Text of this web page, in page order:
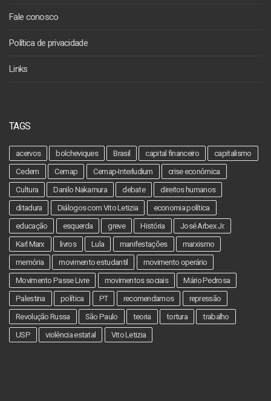
Fale conosco
Política de privacidade
Links
TAGS
acervos bolcheviques Brasil capital financeiro
capitalismo
Cedem
Cemap Cemap-Interludium
crise econômica
Cultura
Danilo Nakamura debate
direitos humanos
ditadura
Diálogos com Vito Letizia
economia política
educação
esquerda greve História
José Arbex Jr.
Karl Marx
livros Lula manifestações
marxismo
memória
movimento estudantil
movimento operário
Movimento Passe Livre
movimentos sociais
Mário Pedrosa
Palestina
política PT recomendamos
repressão
Revolução Russa
São Paulo teoria tortura
trabalho
USP
violência estatal Vito Letizia